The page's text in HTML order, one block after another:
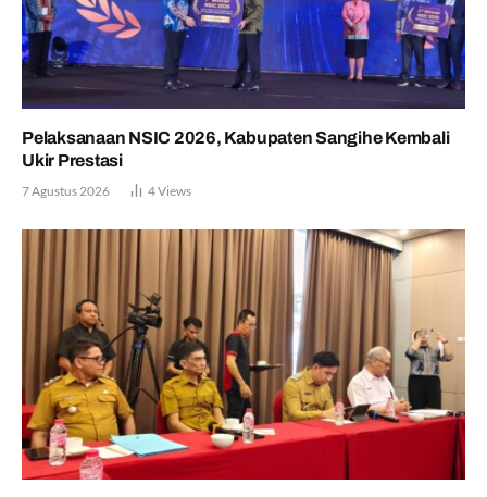
Pelaksanaan NSIC 2026, Kabupaten Sangihe Kembali
Ukir Prestasi
7 Agustus 2026 4Views